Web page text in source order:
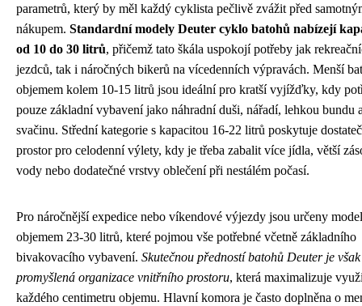
parametrů, který by měl každý cyklista pečlivě zvážit před
nákupem. Standardní modely Deuter cyklo batohů nabízejí
od 10 do 30 litrů, přičemž tato škála uspokojí potřeby jak
jezdců, tak i náročných bikerů na vícedenních výpravách. Menší
objemem kolem 10-15 litrů jsou ideální pro kratší vyjížďky, kdy
pouze základní vybavení jako náhradní duši, nářadí, lehkou bundu
svačinu. Střední kategorie s kapacitou 16-22 litrů poskytuje
prostor pro celodenní výlety, kdy je třeba zabalit více jídla, větší
vody nebo dodatečné vrstvy oblečení při nestálém počasí.
Pro náročnější expedice nebo víkendové výjezdy jsou určeny
objemem 23-30 litrů, které pojmou vše potřebné včetně základního
bivakovacího vybavení. Skutečnou předností batohů Deuter je však
promyšlená organizace vnitřního prostoru, která maximalizuje
každého centimetru objemu. Hlavní komora je často doplněna o